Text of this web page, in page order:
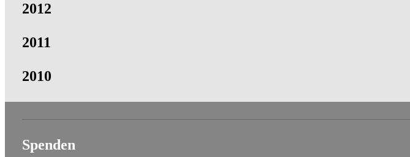
2012
2011
2010
Spenden